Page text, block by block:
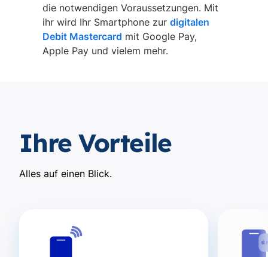
die notwendigen Voraussetzungen. Mit
ihr wird Ihr Smartphone zur digitalen
Debit Mastercard mit Google Pay,
Apple Pay und vielem mehr.
Ihre Vorteile
Alles auf einen Blick.